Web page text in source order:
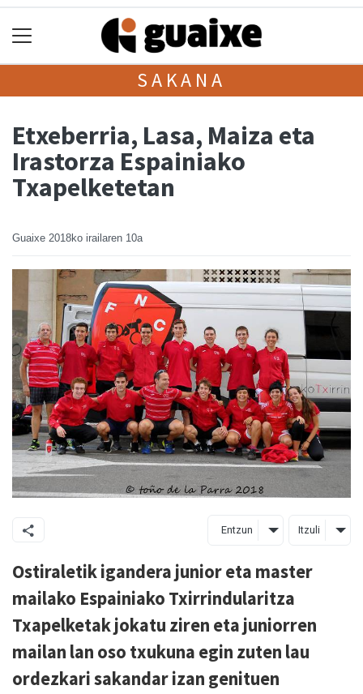
SAKANA
Etxeberria, Lasa, Maiza eta
Irastorza Espainiako
Txapelketetan
Guaixe 2018ko irailaren 10a
Entzun Itzuli
Ostiraletik igandera junior eta master
mailako Espainiako Txirrindularitza
Txapelketak jokatu ziren eta juniorren
mailan lan oso txukuna egin zuten lau
ordezkari sakandar izan genituen